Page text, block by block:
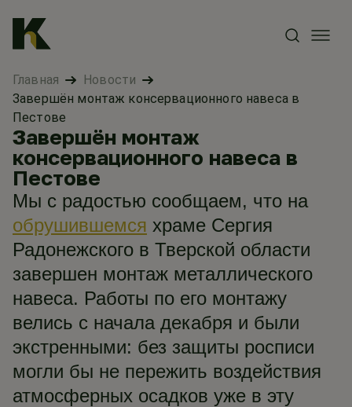
Главная
Новости
Завершён монтаж консервационного навеса в
Пестове
Завершён монтаж
консервационного навеса в
Пестове
Мы с радостью сообщаем, что на
обрушившемся храме Сергия
Радонежского в Тверской области
завершен монтаж металлического
навеса. Работы по его монтажу
велись с начала декабря и были
экстренными: без защиты росписи
могли бы не пережить воздействия
атмосферных осадков уже в эту